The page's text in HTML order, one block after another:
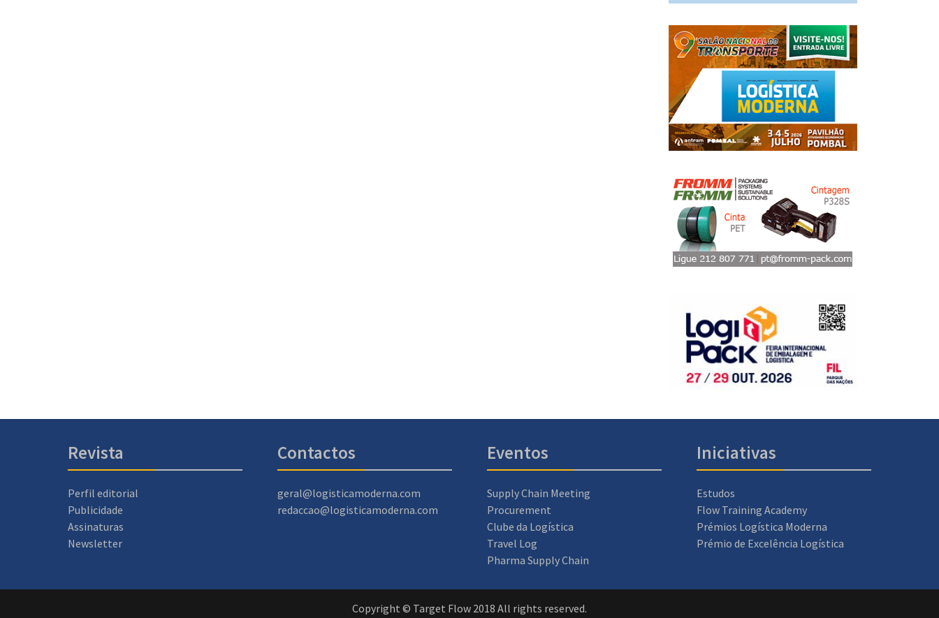
Revista
Perfil editorial
Publicidade
Assinaturas
Newsletter
Contactos
geral@logisticamoderna.com
redaccao@logisticamoderna.com
Eventos
Supply Chain Meeting
Procurement
Clube da Logística
Travel Log
Pharma Supply Chain
Iniciativas
Estudos
Flow Training Academy
Prémios Logística Moderna
Prémio de Excelência Logística
Copyright © Target Flow 2018 All rights reserved.